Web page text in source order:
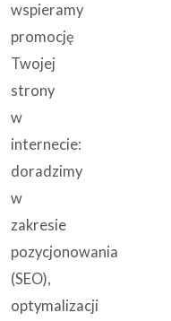
wspieramy
promocję
Twojej
strony
w
internecie:
doradzimy
w
zakresie
pozycjonowania
(SEO),
optymalizacji